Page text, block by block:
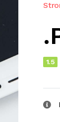
1.5